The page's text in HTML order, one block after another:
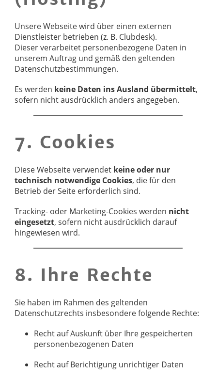
Unsere Webseite wird über einen externen
Dienstleister betrieben (z. B. Clubdesk).
Dieser verarbeitet personenbezogene Daten in
unserem Auftrag und gemäß den geltenden
Datenschutzbestimmungen.
Es werden keine Daten ins Ausland übermittelt,
sofern nicht ausdrücklich anders angegeben.
7. Cookies
Diese Webseite verwendet keine oder nur
technisch notwendige Cookies, die für den
Betrieb der Seite erforderlich sind.
Tracking- oder Marketing-Cookies werden nicht
eingesetzt, sofern nicht ausdrücklich darauf
hingewiesen wird.
8. Ihre Rechte
Sie haben im Rahmen des geltenden
Datenschutzrechts insbesondere folgende Rechte:
Recht auf Auskunft über Ihre gespeicherten
personenbezogenen Daten
Recht auf Berichtigung unrichtiger Daten